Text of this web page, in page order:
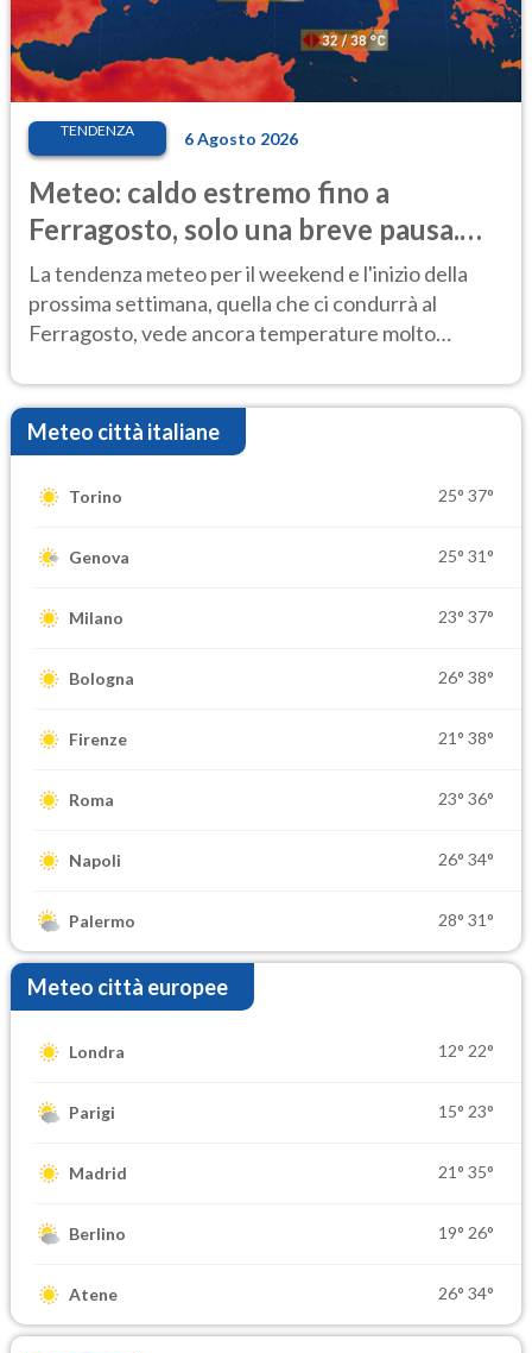
TENDENZA 6 Agosto 2026
Meteo: caldo estremo fino a
Ferragosto, solo una breve pausa.
Ecco dove
La tendenza meteo per il weekend e l'inizio della
prossima settimana, quella che ci condurrà al
Ferragosto, vede ancora temperature molto
Meteo città italiane
Torino 25° 37°
Genova 25° 31°
Milano 23° 37°
Bologna 26° 38°
Firenze 21° 38°
Roma 23° 36°
Napoli 26° 34°
Palermo 28° 31°
Meteo città europee
Londra 12° 22°
Parigi 15° 23°
Madrid 21° 35°
Berlino 19° 26°
Atene 26° 34°